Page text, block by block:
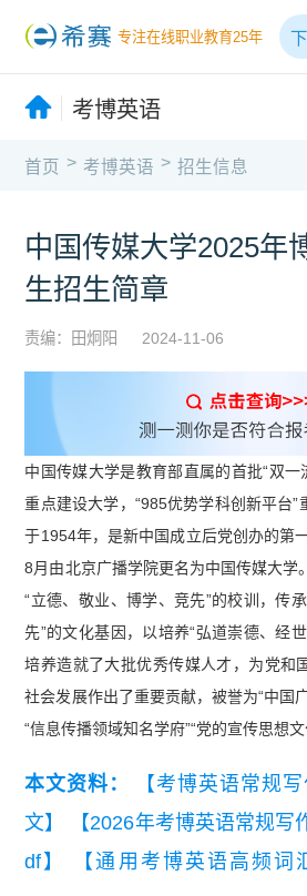
专注在线职业教育25年
考博英语
首页 > 考博英语 > 招生信息
中国传媒大学2025年
生招生简章
责编：田炯阳 2024-11-06
中国传媒大学是教育部直属的首批“双一
重点建设大学，“985优势学科创新平台
于1954年，是新中国成立后党创办的第
8月由北京广播学院更名为中国传媒大学
“立德、敬业、博学、竞先”的校训，传
先”的文化基因，以培养“弘道崇德、经
培养造就了大批优秀传媒人才，为党和
社会发展作出了重要贡献，被誉为“中国
“信息传播领域知名学府”“党的宣传思想文
本文资料：
【考博英语常规
文】
【2026年考博英语常规
df】
【通用考博英语高频词